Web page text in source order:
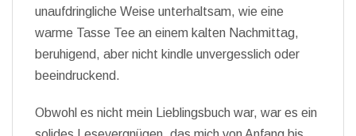
unaufdringliche Weise unterhaltsam, wie eine
warme Tasse Tee an einem kalten Nachmittag,
beruhigend, aber nicht kindle unvergesslich oder
beeindruckend.
Obwohl es nicht mein Lieblingsbuch war, war es ein